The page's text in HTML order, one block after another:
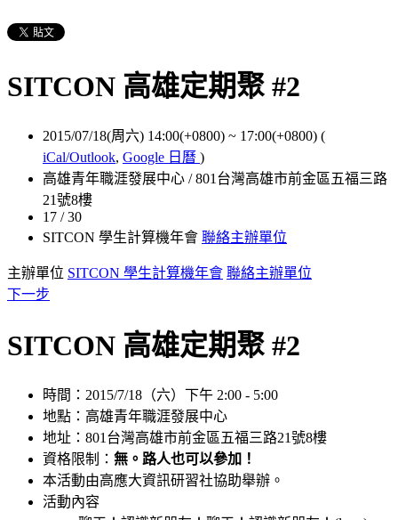
SITCON 高雄定期聚 #2
2015/07/18(周六) 14:00(+0800) ~ 17:00(+0800) (
iCal/Outlook, Google 日曆 )
高雄青年職涯發展中心 / 801台灣高雄市前金區五福三路
21號8樓
17 / 30
SITCON 學生計算機年會 聯絡主辦單位
主辦單位 SITCON 學生計算機年會 聯絡主辦單位
下一步
SITCON 高雄定期聚 #2
時間：2015/7/18（六）下午 2:00 - 5:00
地點：高雄青年職涯發展中心
地址：801台灣高雄市前金區五福三路21號8樓
資格限制： 無。路人也可以參加！
本活動由高應大資訊研習社協助舉辦。
活動內容